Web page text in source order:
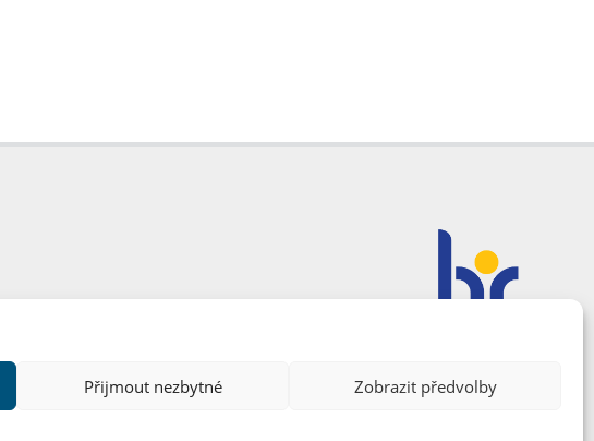
Přijmout nezbytné Zobrazit předvolby